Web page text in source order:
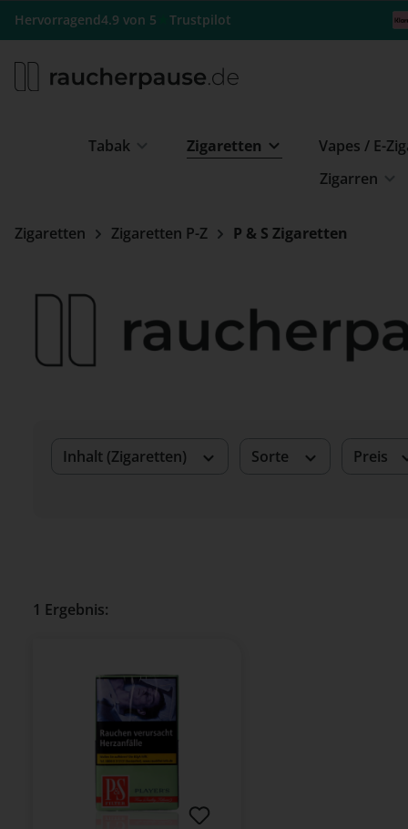
Hauptinhalt springen
Zur Suche springen
Zur Hauptnavigation springen
Hervorragend4.9 von 5 Trustpilot
Tabak Zigaretten Vapes / E-
Zigarren
Zigaretten Zigaretten P-Z P & S Zigaretten
Inhalt (Zigaretten) Sorte Preis
1 Ergebnis: